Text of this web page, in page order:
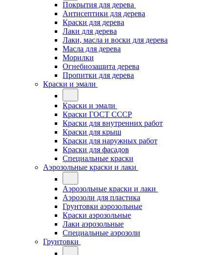
Покрытия для дерева
Антисептики для дерева
Краски для дерева
Лаки для дерева
Лаки, масла и воски для дерева
Масла для дерева
Морилки
Огнебиозащита дерева
Пропитки для дерева
Краски и эмали
Краски и эмали
Краски ГОСТ СССР
Краски для внутренних работ
Краски для крыш
Краски для наружных работ
Краски для фасадов
Специальные краски
Аэрозольные краски и лаки
Аэрозольные краски и лаки
Аэрозоли для пластика
Грунтовки аэрозольные
Краски аэрозольные
Лаки аэрозольные
Специальные аэрозоли
Грунтовки